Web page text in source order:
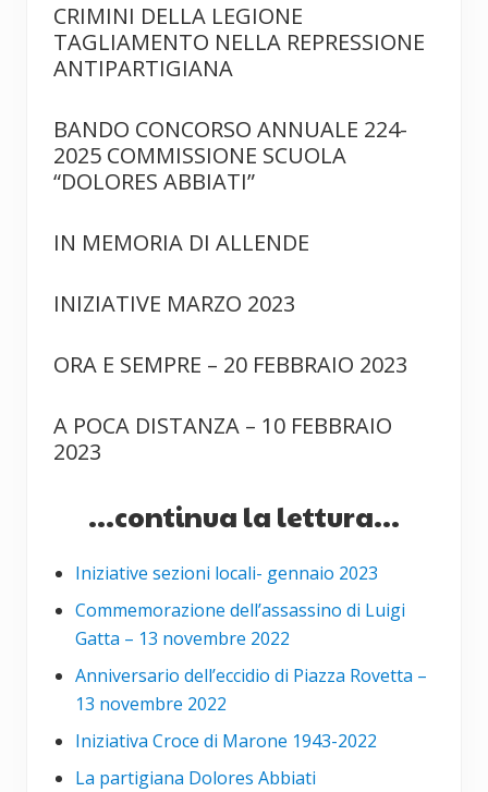
CRIMINI DELLA LEGIONE
TAGLIAMENTO NELLA REPRESSIONE
ANTIPARTIGIANA
BANDO CONCORSO ANNUALE 224-
2025 COMMISSIONE SCUOLA
“DOLORES ABBIATI”
IN MEMORIA DI ALLENDE
INIZIATIVE MARZO 2023
ORA E SEMPRE – 20 FEBBRAIO 2023
A POCA DISTANZA – 10 FEBBRAIO
2023
...continua la lettura...
Iniziative sezioni locali- gennaio 2023
Commemorazione dell’assassino di Luigi
Gatta – 13 novembre 2022
Anniversario dell’eccidio di Piazza Rovetta –
13 novembre 2022
Iniziativa Croce di Marone 1943-2022
La partigiana Dolores Abbiati